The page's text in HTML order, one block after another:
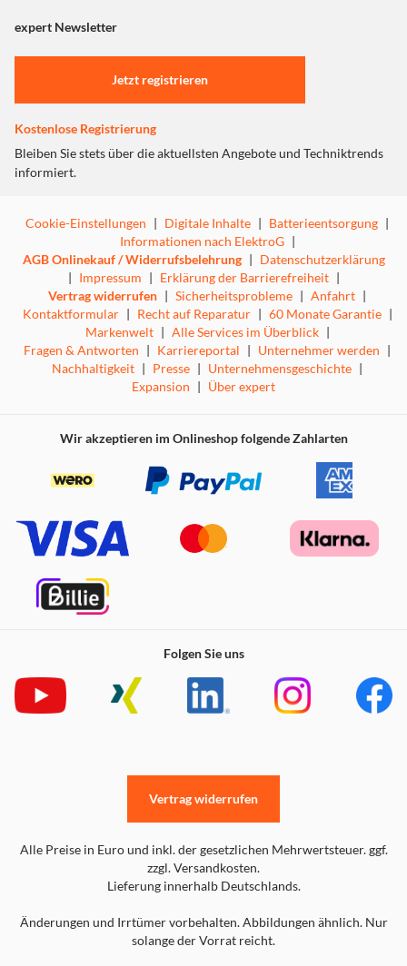
"Marketing".
Einstellungen anpassen
expert Newsletter
Jetzt registrieren
Kostenlose Registrierung
Bleiben Sie stets über die aktuellsten Angebote und Techniktrends
informiert.
Cookie-Einstellungen | Digitale Inhalte | Batterieentsorgung |
Informationen nach ElektroG |
AGB Onlinekauf / Widerrufsbelehrung | Datenschutzerklärung
| Impressum | Erklärung der Barrierefreiheit |
Vertrag widerrufen | Sicherheitsprobleme | Anfahrt |
Kontaktformular | Recht auf Reparatur | 60 Monate Garantie |
Markenwelt | Alle Services im Überblick |
Fragen & Antworten | Karriereportal | Unternehmer werden |
Nachhaltigkeit | Presse | Unternehmensgeschichte |
Expansion | Über expert
Wir akzeptieren im Onlineshop folgende Zahlarten
Folgen Sie uns
Alle Preise in Euro und inkl. der gesetzlichen Mehrwertsteuer. ggf.
zzgl. Versandkosten.
Lieferung innerhalb Deutschlands.
Änderungen und Irrtümer vorbehalten. Abbildungen ähnlich. Nur
solange der Vorrat reicht.
Vertrag widerrufen